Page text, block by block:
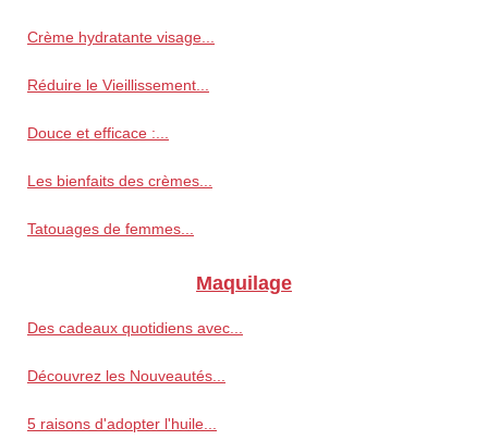
Crème hydratante visage...
Réduire le Vieillissement...
Douce et efficace :...
Les bienfaits des crèmes...
Tatouages de femmes...
Maquilage
Des cadeaux quotidiens avec...
Découvrez les Nouveautés...
5 raisons d'adopter l'huile...